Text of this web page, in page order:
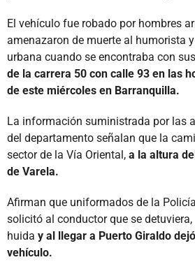
El vehículo fue robado por hombres
amenazaron de muerte al humorista
urbana cuando se encontraba con
de la carrera 50 con calle 93 en las
de este miércoles en Barranquilla.
La información suministrada por las
del departamento señalan que la
sector de la Vía Oriental, a la altura
de Varela.
Afirman que uniformados de la
solicitó al conductor que se
huida y al llegar a Puerto Giraldo
vehículo.